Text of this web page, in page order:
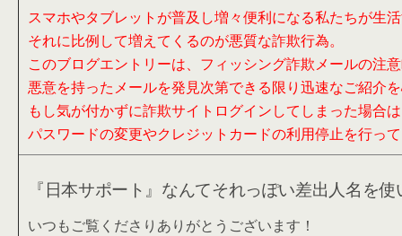
スマホやタブレットが普及し増々便利になる私たちが生
それに比例して増えてくるのが悪質な詐欺行為。
このブログエントリーは、フィッシング詐欺メールの注
悪意を持ったメールを発見次第できる限り迅速なご紹介
もし気が付かずに詐欺サイトログインしてしまった場合
パスワードの変更やクレジットカードの利用停止を行っ
『日本サポート』なんてそれっぽい差出人名を使
いつもご覧くださりありがとうございます！